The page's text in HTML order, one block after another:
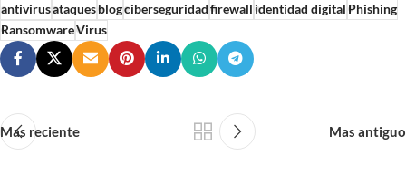
antivirusataquesblogciberseguridadfirewallidentidad digitalPhishing
RansomwareVirus
Mas reciente Mas antiguo